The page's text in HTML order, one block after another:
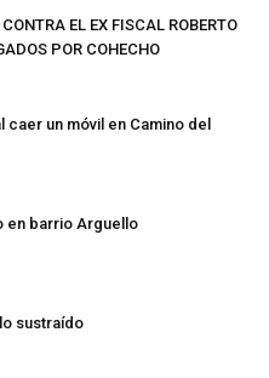
EL EX FISCAL ROBERTO
POR COHECHO
un móvil en Camino del
en barrio Arguello
sustraído